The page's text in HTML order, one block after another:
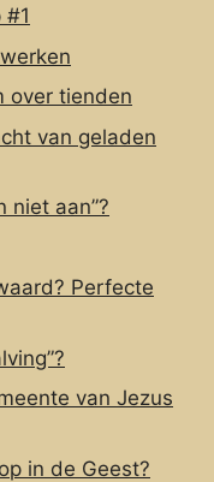
over tienden
van geladen
niet aan”?
Perfecte
van Jezus
in de Geest?